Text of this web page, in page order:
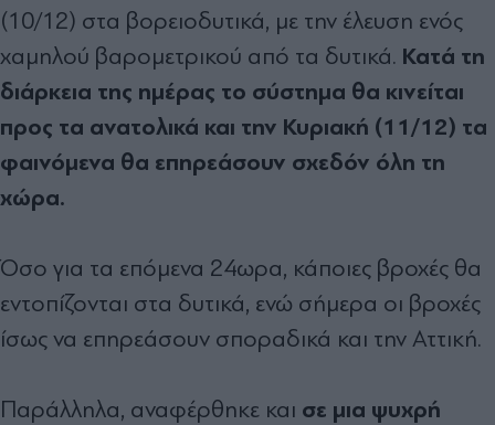
(10/12) στα βορειοδυτικά, με την έλευση ενός
χαμηλού βαρομετρικού από τα δυτικά. Κατά τη
διάρκεια της ημέρας το σύστημα θα κινείται
προς τα ανατολικά και την Κυριακή (11/12) τα
φαινόμενα θα επηρεάσουν σχεδόν όλη τη
χώρα.
Όσο για τα επόμενα 24ωρα, κάποιες βροχές θα
εντοπίζονται στα δυτικά, ενώ σήμερα οι βροχές
ίσως να επηρεάσουν σποραδικά και την Αττική.
Παράλληλα, αναφέρθηκε και σε μια ψυχρή